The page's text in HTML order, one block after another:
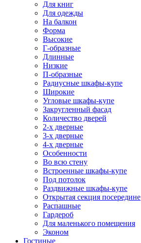
Для книг
Для одежды
На балкон
Форма
Высокие
Г-образные
Длинные
Низкие
П-образные
Радиусные шкафы-купе
Широкие
Угловые шкафы-купе
Закругленный фасад
Количество дверей
2-х дверные
3-х дверные
4-х дверные
Особенности
Во всю стену
Встроенные шкафы-купе
Под потолок
Раздвижные шкафы-купе
Открытая секция посередине
Распашные
Гардероб
Для маленького помещения
Эконом
Гостиные